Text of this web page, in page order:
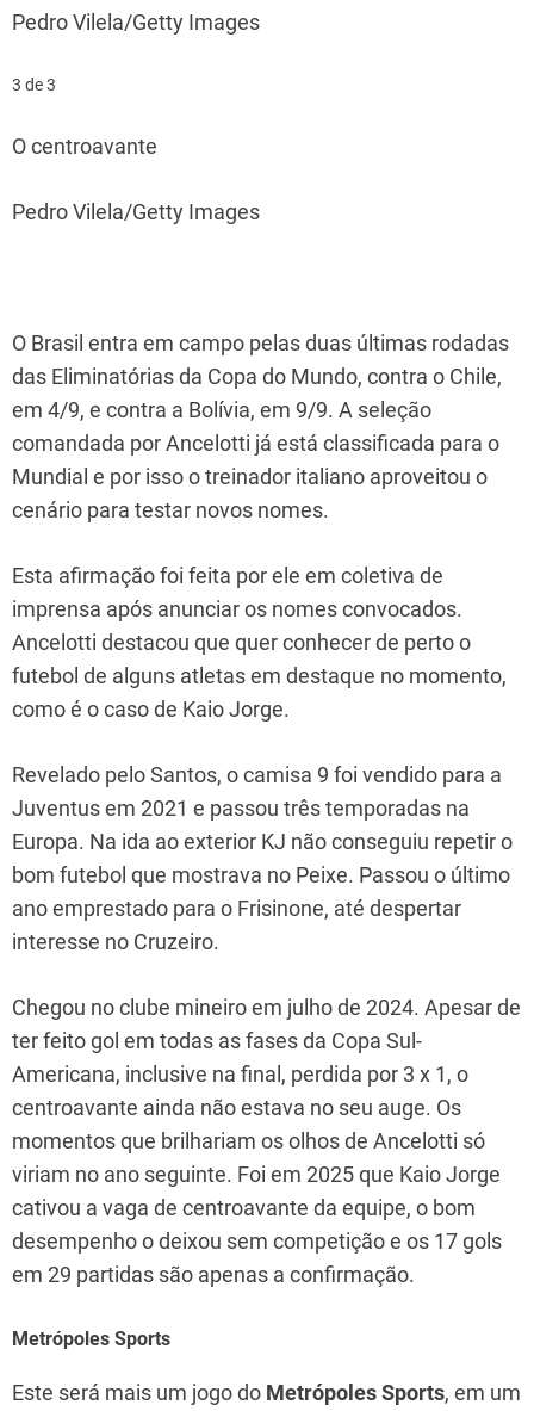
Pedro Vilela/Getty Images
3 de 3
O centroavante
Pedro Vilela/Getty Images
O Brasil entra em campo pelas duas últimas rodadas
das Eliminatórias da Copa do Mundo, contra o Chile,
em 4/9, e contra a Bolívia, em 9/9. A seleção
comandada por Ancelotti já está classificada para o
Mundial e por isso o treinador italiano aproveitou o
cenário para testar novos nomes.
Esta afirmação foi feita por ele em coletiva de
imprensa após anunciar os nomes convocados.
Ancelotti destacou que quer conhecer de perto o
futebol de alguns atletas em destaque no momento,
como é o caso de Kaio Jorge.
Revelado pelo Santos, o camisa 9 foi vendido para a
Juventus em 2021 e passou três temporadas na
Europa. Na ida ao exterior KJ não conseguiu repetir o
bom futebol que mostrava no Peixe. Passou o último
ano emprestado para o Frisinone, até despertar
interesse no Cruzeiro.
Chegou no clube mineiro em julho de 2024. Apesar de
ter feito gol em todas as fases da Copa Sul-
Americana, inclusive na final, perdida por 3 x 1, o
centroavante ainda não estava no seu auge. Os
momentos que brilhariam os olhos de Ancelotti só
viriam no ano seguinte. Foi em 2025 que Kaio Jorge
cativou a vaga de centroavante da equipe, o bom
desempenho o deixou sem competição e os 17 gols
em 29 partidas são apenas a confirmação.
Metrópoles Sports
Este será mais um jogo do Metrópoles Sports, em um